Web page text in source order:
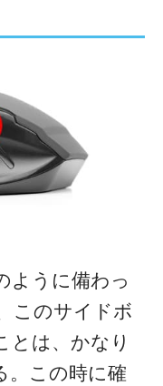
ように備わっ
このサイドボ
とは、かなり
。この時に確